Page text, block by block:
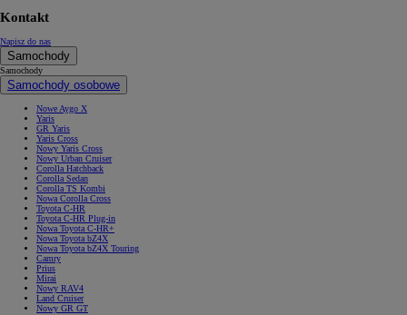
Kontakt
Napisz do nas
Samochody
Samochody
Samochody osobowe
Nowe Aygo X
Yaris
GR Yaris
Yaris Cross
Nowy Yaris Cross
Nowy Urban Cruiser
Corolla Hatchback
Corolla Sedan
Corolla TS Kombi
Nowa Corolla Cross
Toyota C-HR
Toyota C-HR Plug-in
Nowa Toyota C-HR+
Nowa Toyota bZ4X
Nowa Toyota bZ4X Touring
Camry
Prius
Mirai
Nowy RAV4
Land Cruiser
Nowy GR GT